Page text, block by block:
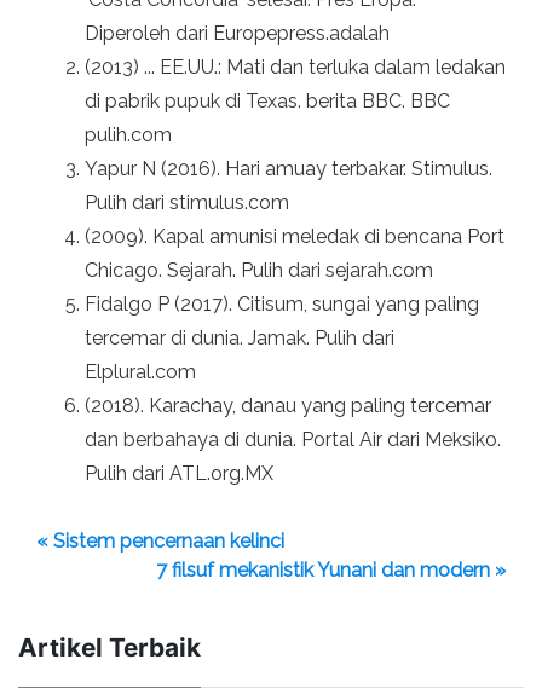
Diperoleh dari Europepress.adalah
(2013) ... EE.UU.: Mati dan terluka dalam ledakan
di pabrik pupuk di Texas. berita BBC. BBC
pulih.com
Yapur N (2016). Hari amuay terbakar. Stimulus.
Pulih dari stimulus.com
(2009). Kapal amunisi meledak di bencana Port
Chicago. Sejarah. Pulih dari sejarah.com
Fidalgo P (2017). Citisum, sungai yang paling
tercemar di dunia. Jamak. Pulih dari
Elplural.com
(2018). Karachay, danau yang paling tercemar
dan berbahaya di dunia. Portal Air dari Meksiko.
Pulih dari ATL.org.MX
« Sistem pencernaan kelinci
7 filsuf mekanistik Yunani dan modern »
Artikel Terbaik